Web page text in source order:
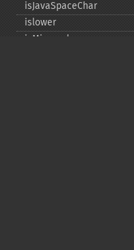
isJavaSpaceChar
islower
isMirrored